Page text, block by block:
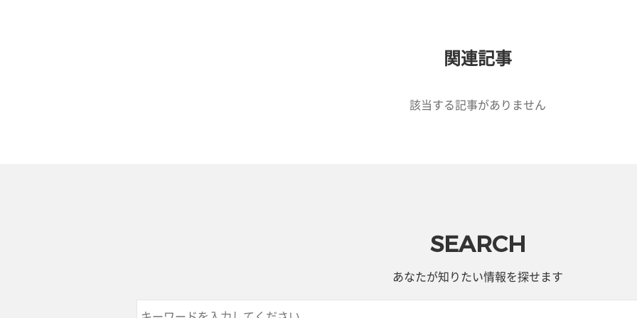
関連記事
該当する記事がありません
SEARCH
あなたが知りたい情報を探せます